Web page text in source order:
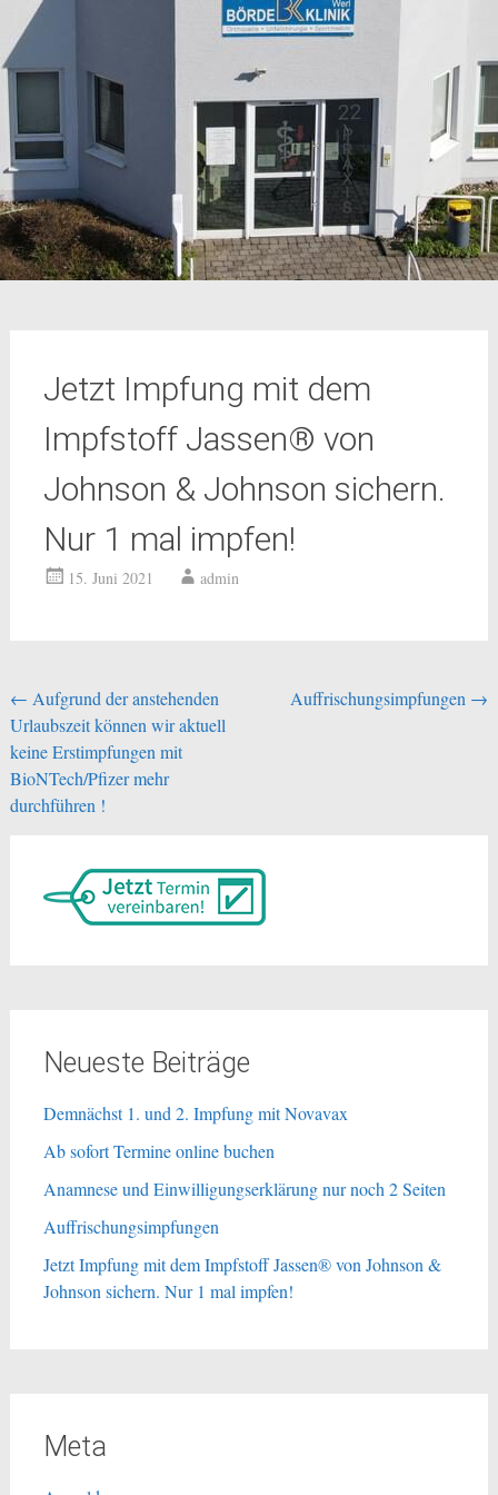
Jetzt Impfung mit dem
Impfstoff Jassen® von
Johnson & Johnson sichern.
Nur 1 mal impfen!
15. Juni 2021 admin
Beitragsnavigation
← Aufgrund der anstehenden
Urlaubszeit können wir aktuell
keine Erstimpfungen mit
BioNTech/Pfizer mehr
durchführen !
Auffrischungsimpfungen →
Neueste Beiträge
Demnächst 1. und 2. Impfung mit Novavax
Ab sofort Termine online buchen
Anamnese und Einwilligungserklärung nur noch 2 Seiten
Auffrischungsimpfungen
Jetzt Impfung mit dem Impfstoff Jassen® von Johnson &
Johnson sichern. Nur 1 mal impfen!
Meta